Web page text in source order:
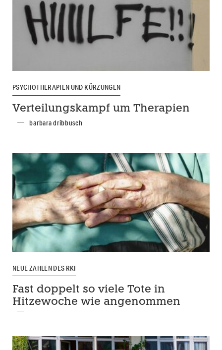
PSYCHOTHERAPIEN UND KÜRZUNGEN
Verteilungskampf um Therapien
barbara dribbusch
NEUE ZAHLEN DES RKI
Fast doppelt so viele Tote in
Hitzewoche wie angenommen